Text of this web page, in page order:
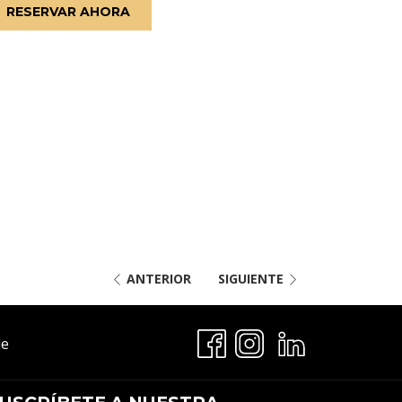
RESERVAR AHORA
ANTERIOR SIGUIENTE
Una